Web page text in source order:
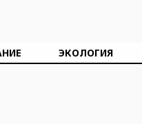
ЭКОЛОГИЯ